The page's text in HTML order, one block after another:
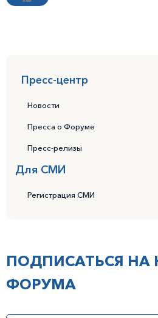
Пресс-центр
Новости
Пресса о Форуме
Пресс-релизы
Для СМИ
Регистрация СМИ
ПОДПИСАТЬСЯ НА
ФОРУМА